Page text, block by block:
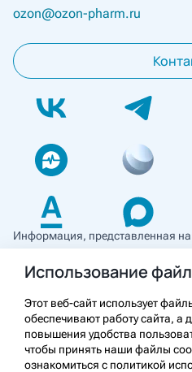
ozon@ozon-pharm.ru
Информация, представленная
использоваться для
и не может служить заменой
применением необходимо
с противопоказаниями
о лекарственных средствах
предназначена для медицинских
работников.
Использование
Этот веб-сайт использует
обеспечивают работу сайта, а
повышения удобства
чтобы принять наши файлы
ознакомиться с политикой